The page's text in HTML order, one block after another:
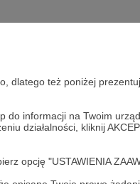
dlatego też poniżej
do informacji na Twoim
działalności, kliknij
opcję "USTAWIENIA